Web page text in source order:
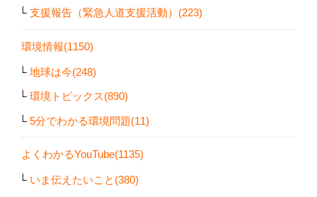
支援報告（緊急人道支援活動）(223)
環境情報(1150)
地球は今(248)
環境トピックス(890)
5分でわかる環境問題(11)
よくわかるYouTube(1135)
いま伝えたいこと(380)